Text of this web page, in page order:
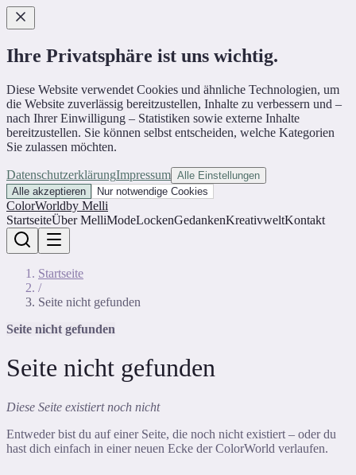
Ihre Privatsphäre ist uns wichtig.
Diese Website verwendet Cookies und ähnliche Technologien, um
die Website zuverlässig bereitzustellen, Inhalte zu verbessern und –
nach Ihrer Einwilligung – Statistiken sowie externe Inhalte
bereitzustellen. Sie können selbst entscheiden, welche Kategorien
Sie zulassen möchten.
DatenschutzerklärungImpressum Alle Einstellungen
Alle akzeptieren
Nur notwendige Cookies
ColorWorldby Melli
StartseiteÜber MelliModeLockenGedankenKreativweltKontakt
Startseite
/
Seite nicht gefunden
Seite nicht gefunden
Seite nicht gefunden
Diese Seite existiert noch nicht
Entweder bist du auf einer Seite, die noch nicht existiert – oder du
hast dich einfach in einer neuen Ecke der ColorWorld verlaufen.